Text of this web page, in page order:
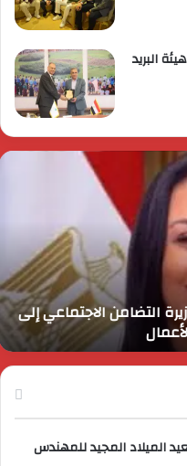
البريد
التضامن الاجتماعي إلى
الميلاد المجيد للمهندس